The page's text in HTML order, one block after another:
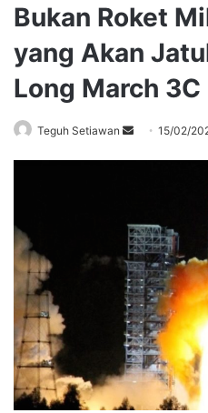
Bukan Roket
yang Akan
Long March
Teguh Setiawan
Send15/02/